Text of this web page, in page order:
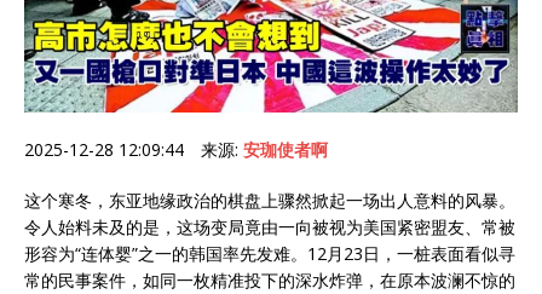
2025-12-28 12:09:44 来源: 安珈使者啊
这个寒冬，东亚地缘政治的棋盘上骤然掀起一场出人意料的风暴。
令人始料未及的是，这场变局竟由一向被视为美国紧密盟友、常被
形容为“连体婴”之一的韩国率先发难。12月23日，一桩表面看似寻
常的民事案件，如同一枚精准投下的深水炸弹，在原本波澜不惊的